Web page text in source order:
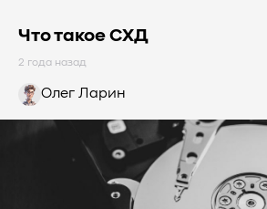
Что такое СХД
2 года назад
Олег Ларин